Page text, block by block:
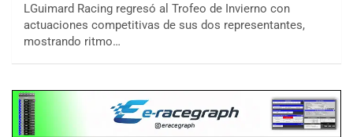
LGuimard Racing regresó al Trofeo de Invierno con
actuaciones competitivas de sus dos representantes,
mostrando ritmo…